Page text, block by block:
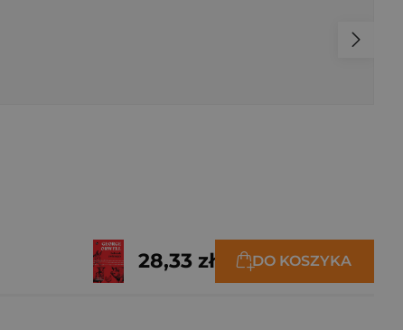
28,33 zł DO KOSZYKA